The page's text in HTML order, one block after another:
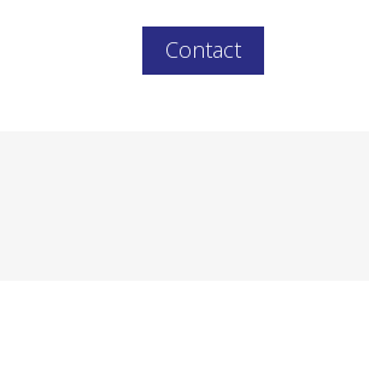
Contact